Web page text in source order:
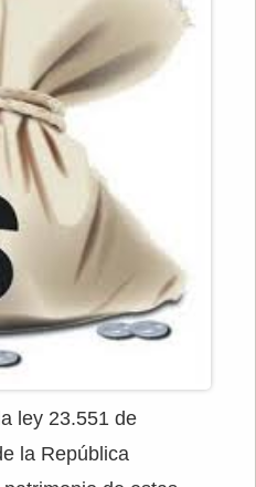
ley 23.551 de
la República